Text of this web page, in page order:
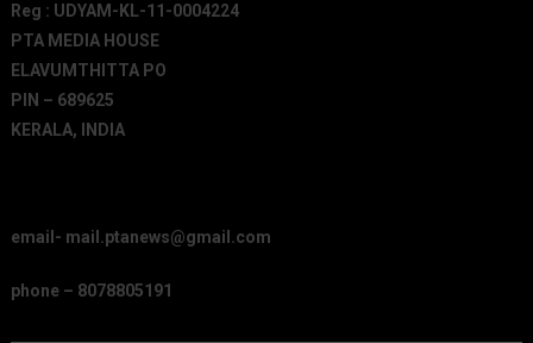
Reg : UDYAM-KL-11-0004224
PTA MEDIA HOUSE
ELAVUMTHITTA PO
PIN – 689625
KERALA, INDIA
email- mail.ptanews@gmail.com
phone – 8078805191